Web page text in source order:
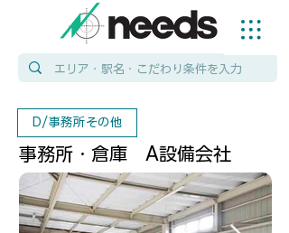
D/事務所その他
事務所・倉庫 A設備会社